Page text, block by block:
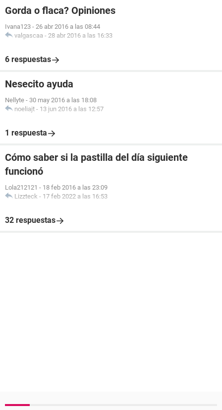
Gorda o flaca? Opiniones
Ivana123 - 26 abr 2016 a las 08:44
valgascaa - 28 abr 2016 a las 16:33
6 respuestas
Nesecito ayuda
Nellyte - 30 may 2016 a las 18:08
noeliajt - 13 jun 2016 a las 12:57
1 respuesta
Cómo saber si la pastilla del día siguiente
funcionó
Lola212121 - 18 feb 2016 a las 23:09
Lizzteck - 17 feb 2022 a las 16:53
32 respuestas